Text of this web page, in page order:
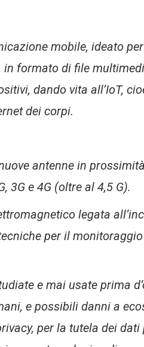
mobile, ideato
formato di file
dando vita all’IoT,
dei corpi.
antenne in
3G e 4G (oltre al 4,5 G).
legata
per il
e mai usate prima
e possibili danni a
per la tutela dei